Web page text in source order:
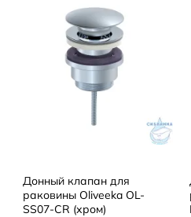
Донный клапан для
раковины Oliveeka OL-
SS07-CR (хром)